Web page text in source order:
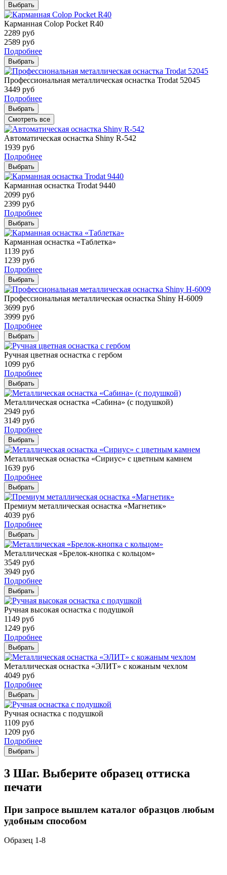
Выбрать
Карманная Colop Pocket R40
2289 руб
2589 руб
Подробнее
Выбрать
Профессиональная металлическая оснастка Trodat 52045
3449 руб
Подробнее
Выбрать
Смотреть все
Автоматическая оснастка Shiny R-542
1939 руб
Подробнее
Выбрать
Карманная оснастка Trodat 9440
2099 руб
2399 руб
Подробнее
Выбрать
Карманная оснастка «Таблетка»
1139 руб
1239 руб
Подробнее
Выбрать
Профессиональная металлическая оснастка Shiny H-6009
3699 руб
3999 руб
Подробнее
Выбрать
Ручная цветная оснастка с гербом
1099 руб
Подробнее
Выбрать
Металлическая оснастка «Сабина» (с подушкой)
2949 руб
3149 руб
Подробнее
Выбрать
Металлическая оснастка «Сириус» с цветным камнем
1639 руб
Подробнее
Выбрать
Премиум металлическая оснастка «Магнетик»
4039 руб
Подробнее
Выбрать
Металлическая «Брелок-кнопка с кольцом»
3549 руб
3949 руб
Подробнее
Выбрать
Ручная высокая оснастка с подушкой
1149 руб
1249 руб
Подробнее
Выбрать
Металлическая оснастка «ЭЛИТ» с кожаным чехлом
4049 руб
Подробнее
Выбрать
Ручная оснастка с подушкой
1109 руб
1209 руб
Подробнее
Выбрать
3 Шаг. Выберите образец оттиска
печати
При запросе вышлем каталог образцов любым
удобным способом
Образец 1-8